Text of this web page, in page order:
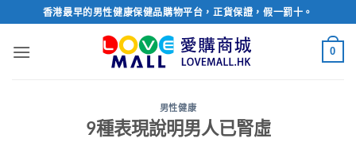
to
content
香港最早的男性健康保健品購物平台，正貨保證，假一罰十。
0
男性健康
9種表現說明男人已腎虛